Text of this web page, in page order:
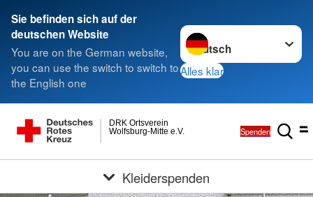
Sie befinden sich auf der
deutschen Website
You are on the German website,
you can use the switch to switch to
the English one
Sprache wechseln zu
Alles klar
Wolfsburg-Mitte e.V.
DRK Ortsverein
Spenden
Kleiderspenden